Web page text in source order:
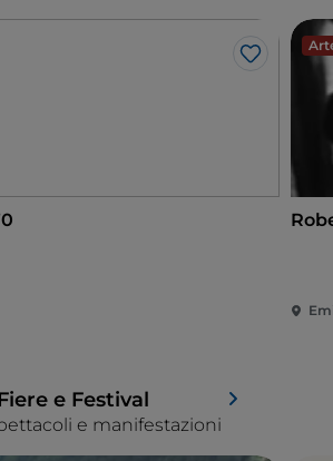
Like
e manifestazioni
e Festival